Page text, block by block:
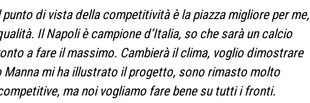
di vista della competitività è la piazza migliore per me,
Il Napoli è campione d’Italia, so che sarà un calcio
a fare il massimo. Cambierà il clima, voglio dimostrare
mi ha illustrato il progetto, sono rimasto molto
ma noi vogliamo fare bene su tutti i fronti.